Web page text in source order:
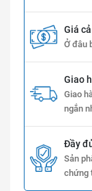
Giá
Ở đâu
Giao
Giao
ngắn
Đầy
Sản
chứng